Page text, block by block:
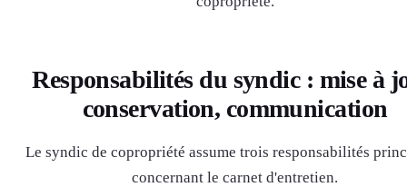
Responsabilités du syndic : mise à
conservation, communication
Le syndic de copropriété assume trois responsabilités
concernant le carnet d'entretien.